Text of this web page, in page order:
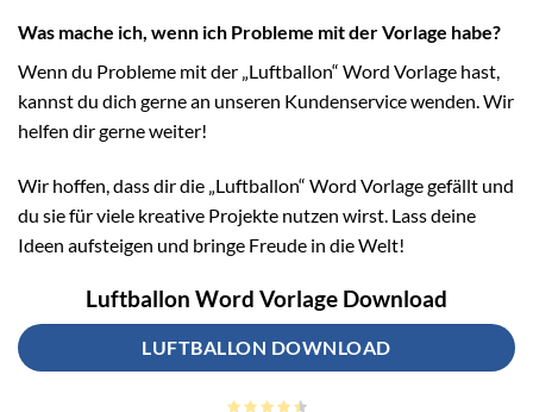
Was mache ich, wenn ich Probleme mit der Vorlage habe?
Wenn du Probleme mit der „Luftballon“ Word Vorlage hast,
kannst du dich gerne an unseren Kundenservice wenden. Wir
helfen dir gerne weiter!
Wir hoffen, dass dir die „Luftballon“ Word Vorlage gefällt und
du sie für viele kreative Projekte nutzen wirst. Lass deine
Ideen aufsteigen und bringe Freude in die Welt!
Luftballon Word Vorlage Download
LUFTBALLON DOWNLOAD